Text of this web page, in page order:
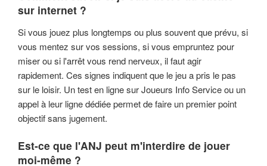
sur internet ?
Si vous jouez plus longtemps ou plus souvent que prévu, si
vous mentez sur vos sessions, si vous empruntez pour
miser ou si l'arrêt vous rend nerveux, il faut agir
rapidement. Ces signes indiquent que le jeu a pris le pas
sur le loisir. Un test en ligne sur Joueurs Info Service ou un
appel à leur ligne dédiée permet de faire un premier point
objectif sans jugement.
Est-ce que l'ANJ peut m'interdire de jouer
moi-même ?